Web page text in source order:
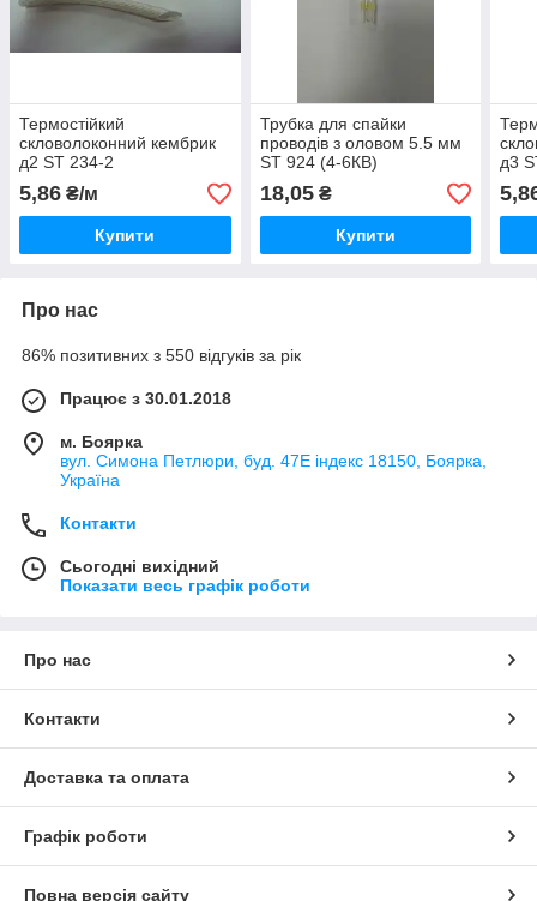
Термостійкий
скловолоконний кембрик
д2 ST 234-2
5,86 ₴/м
Купити
Трубка для спайки
проводів з оловом 5.5 мм
ST 924 (4-6КВ)
18,05₴
Купити
д3
Про нас
86% позитивних з 550 відгуків за рік
Працює з 30.01.2018
м. Боярка
вул. Симона Петлюри, буд. 47Е індекс 18150, Боярка,
Україна
Контакти
Сьогодні вихідний
Показати весь графік роботи
Про нас
Контакти
Доставка та оплата
Графік роботи
Повна версія сайту